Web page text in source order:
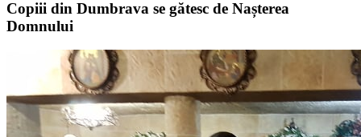
Copiii din Dumbrava se gătesc de Nașterea
Domnului